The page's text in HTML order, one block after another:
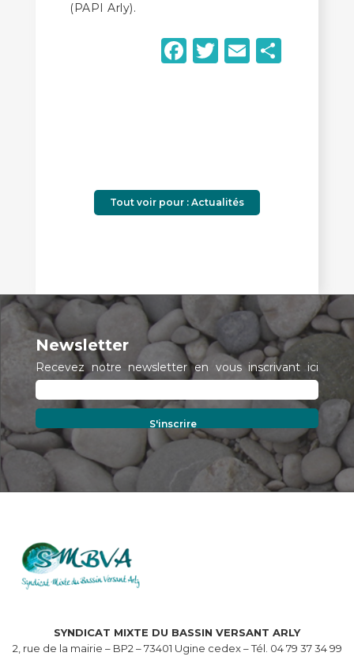
(PAPI Arly).
Facebook
Twitter
Email
Tout voir pour : Actualités
Newsletter
Recevez notre newsletter en vous inscrivant ici
SYNDICAT MIXTE DU BASSIN VERSANT ARLY
2, rue de la mairie – BP2 – 73401 Ugine cedex – Tél. 04 79 37 34 99